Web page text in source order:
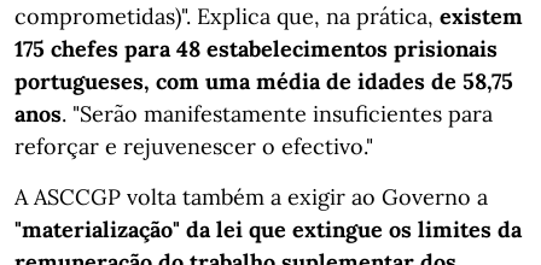
comprometidas)". Explica que, na prática, existem
175 chefes para 48 estabelecimentos prisionais
portugueses, com uma média de idades de 58,75
anos. "Serão manifestamente insuficientes para
reforçar e rejuvenescer o efectivo."
A ASCCGP volta também a exigir ao Governo a
"materialização" da lei que extingue os limites da